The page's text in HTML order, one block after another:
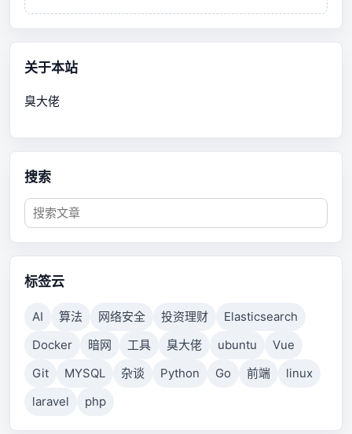
关于本站
臭大佬
搜索
标签云
AI 算法 网络安全 投资理财
Elasticsearch
Docker
暗网 工具 臭大佬 ubuntu
Vue
Git
MYSQL 杂谈 Python Go 前端
linux
laravel
php